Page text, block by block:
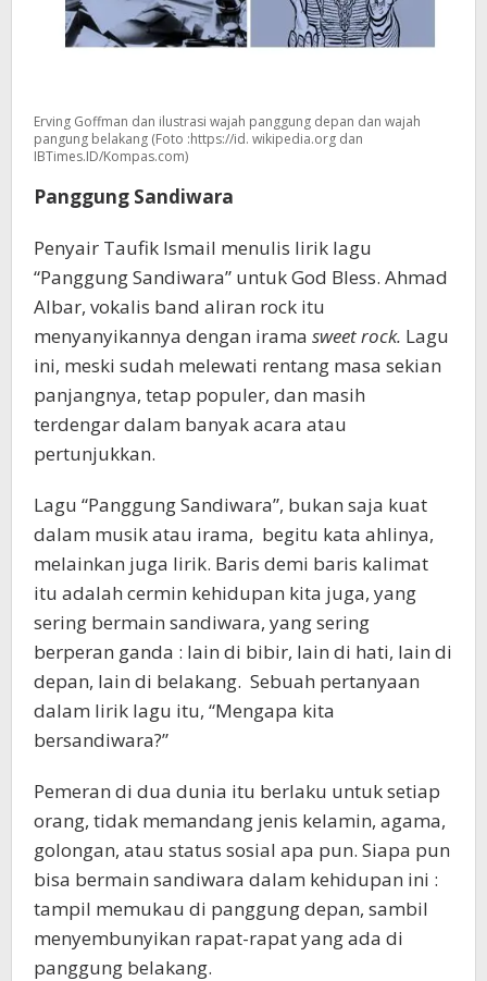
Erving Goffman dan ilustrasi wajah panggung depan dan wajah
pangung belakang (Foto :https://id. wikipedia.org dan
IBTimes.ID/Kompas.com)
Panggung Sandiwara
Penyair Taufik Ismail menulis lirik lagu
“Panggung Sandiwara” untuk God Bless. Ahmad
Albar, vokalis band aliran rock itu
menyanyikannya dengan irama sweet rock. Lagu
ini, meski sudah melewati rentang masa sekian
panjangnya, tetap populer, dan masih
terdengar dalam banyak acara atau
pertunjukkan.
Lagu “Panggung Sandiwara”, bukan saja kuat
dalam musik atau irama, begitu kata ahlinya,
melainkan juga lirik. Baris demi baris kalimat
itu adalah cermin kehidupan kita juga, yang
sering bermain sandiwara, yang sering
berperan ganda : lain di bibir, lain di hati, lain di
depan, lain di belakang. Sebuah pertanyaan
dalam lirik lagu itu, “Mengapa kita
bersandiwara?”
Pemeran di dua dunia itu berlaku untuk setiap
orang, tidak memandang jenis kelamin, agama,
golongan, atau status sosial apa pun. Siapa pun
bisa bermain sandiwara dalam kehidupan ini :
tampil memukau di panggung depan, sambil
menyembunyikan rapat-rapat yang ada di
panggung belakang.